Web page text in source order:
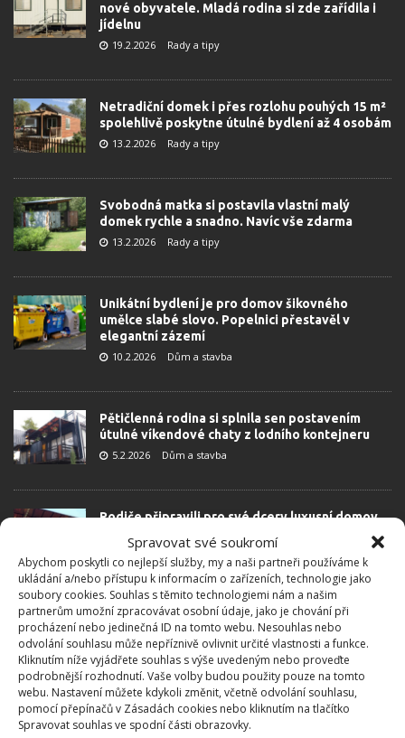
Spravovat své soukromí
Abychom poskytli co nejlepší služby, my a naši partneři používáme k
ukládání a/nebo přístupu k informacím o zařízeních, technologie jako
soubory cookies. Souhlas s těmito technologiemi nám a našim
partnerům umožní zpracovávat osobní údaje, jako je chování při
procházení nebo jedinečná ID na tomto webu. Nesouhlas nebo
odvolání souhlasu může nepříznivě ovlivnit určité vlastnosti a funkce.
Kliknutím níže vyjádřete souhlas s výše uvedeným nebo proveďte
podrobnější rozhodnutí. Vaše volby budou použity pouze na tomto
webu. Nastavení můžete kdykoli změnit, včetně odvolání souhlasu,
pomocí přepínačů v Zásadách cookies nebo kliknutím na tlačítko
Spravovat souhlas ve spodní části obrazovky.
nové obyvatele. Mladá rodina si zde zařídila i
jídelnu
19.2.2026 Rady a tipy
Netradiční domek i přes rozlohu pouhých 15 m²
spolehlivě poskytne útulné bydlení až 4 osobám
13.2.2026 Rady a tipy
Svobodná matka si postavila vlastní malý
domek rychle a snadno. Navíc vše zdarma
13.2.2026 Rady a tipy
Unikátní bydlení je pro domov šikovného
umělce slabé slovo. Popelnici přestavěl v
elegantní zázemí
10.2.2026 Dům a stavba
Pětičlenná rodina si splnila sen postavením
útulné víkendové chaty z lodního kontejneru
5.2.2026 Dům a stavba
Rodiče připravili pro své dcery luxusní domov.
kontejnerech
27.1.2026 Dům a stavba
Muž svou přestavbou nadchl celý internet. Lidé
mu nevěří, že toto použil jako základ
elegantního srubu
7.1.2026 Rekonstrukce